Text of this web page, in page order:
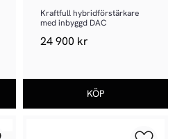
Kraftfull hybridförstärkare
med inbyggd DAC
24 900 kr